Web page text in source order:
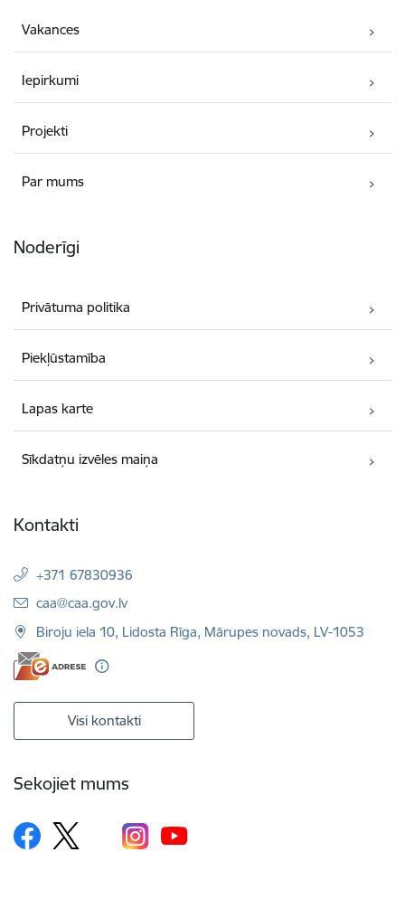
Vakances
Iepirkumi
Projekti
Par mums
Noderīgi
Privātuma politika
Piekļūstamība
Lapas karte
Sīkdatņu izvēles maiņa
Kontakti
+371 67830936
E-pasts:
caa@caa.gov.lv
Biroju iela 10, Lidosta Rīga, Mārupes novads, LV-1053
Visi kontakti
Sekojiet mums